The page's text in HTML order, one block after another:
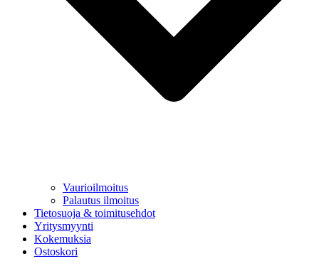
Vaurioilmoitus
Palautus ilmoitus
Tietosuoja & toimitusehdot
Yritysmyynti
Kokemuksia
Ostoskori